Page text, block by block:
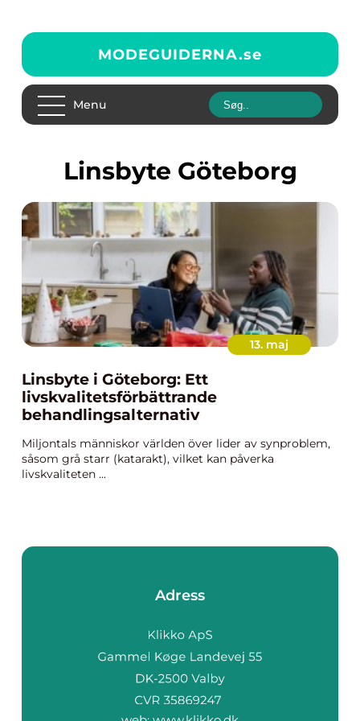
MODEGUIDERNA.se
Menu
Linsbyte Göteborg
13. maj
Linsbyte i Göteborg: Ett
livskvalitetsförbättrande
behandlingsalternativ
Miljontals människor världen över lider av synproblem,
såsom grå starr (katarakt), vilket kan påverka
livskvaliteten ...
Adress